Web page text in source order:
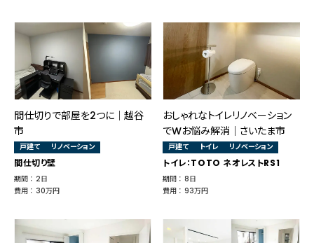
間仕切りで部屋を2つに│越谷
市
戸建て リノベーション
間仕切り壁
期間 ： 2日
費用 ： 30万円
おしゃれなトイレリノベーション
でWお悩み解消｜さいたま市
戸建て トイレ リノベーション
トイレ：TOTO ネオレストRS1
期間 ： 8日
費用 ： 93万円